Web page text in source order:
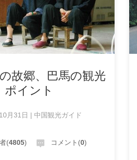
故郷、巴馬の観光
ポイント
月31日 | 中国観光ガイド
(4805) コメント(0)